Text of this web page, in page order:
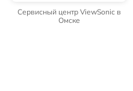
Сервисный центр ViewSonic в
Омске